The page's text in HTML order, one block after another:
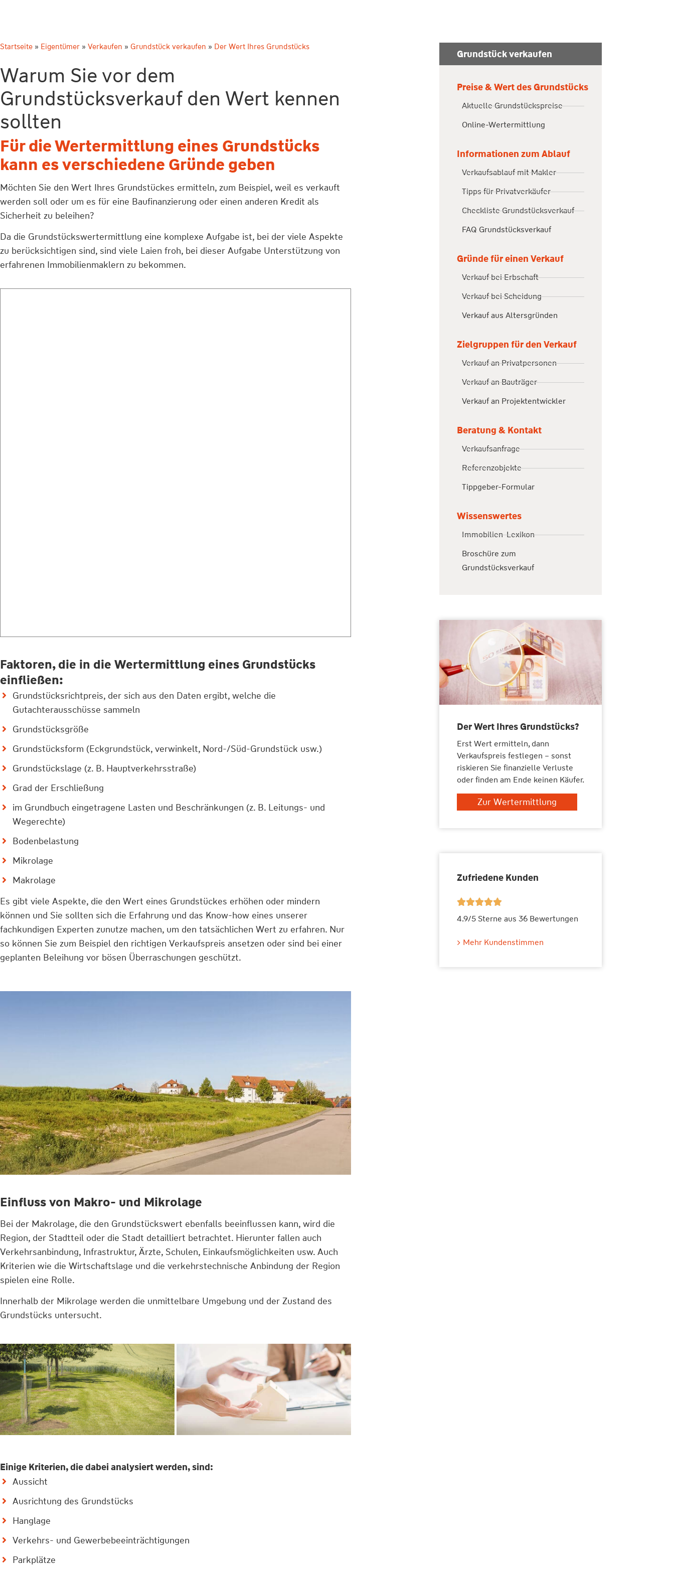
Startseite » Eigentümer » Verkaufen » Grundstück verkaufen » Der Wert Ihres Grundstücks
Warum Sie vor dem
Grundstücksverkauf den Wert kennen
sollten
Für die Wertermittlung eines Grundstücks
kann es verschiedene Gründe geben
Möchten Sie den Wert Ihres Grundstückes ermitteln, zum Beispiel, weil es verkauft
werden soll oder um es für eine Baufinanzierung oder einen anderen Kredit als
Sicherheit zu beleihen?
Da die Grundstückswertermittlung eine komplexe Aufgabe ist, bei der viele Aspekte
zu berücksichtigen sind, sind viele Laien froh, bei dieser Aufgabe Unterstützung von
erfahrenen Immobilienmaklern zu bekommen.
Faktoren, die in die Wertermittlung eines Grundstücks
einfließen:
Grundstücksrichtpreis, der sich aus den Daten ergibt, welche die
Gutachterausschüsse sammeln
Grundstücksgröße
Grundstücksform (Eckgrundstück, verwinkelt, Nord-/Süd-Grundstück usw.)
Grundstückslage (z. B. Hauptverkehrsstraße)
Grad der Erschließung
im Grundbuch eingetragene Lasten und Beschränkungen (z. B. Leitungs- und
Wegerechte)
Bodenbelastung
Mikrolage
Makrolage
Es gibt viele Aspekte, die den Wert eines Grundstückes erhöhen oder mindern
können und Sie sollten sich die Erfahrung und das Know-how eines unserer
fachkundigen Experten zunutze machen, um den tatsächlichen Wert zu erfahren. Nur
so können Sie zum Beispiel den richtigen Verkaufspreis ansetzen oder sind bei einer
geplanten Beleihung vor bösen Überraschungen geschützt.
Einfluss von Makro- und Mikrolage
Bei der Makrolage, die den Grundstückswert ebenfalls beeinflussen kann, wird die
Region, der Stadtteil oder die Stadt detailliert betrachtet. Hierunter fallen auch
Verkehrsanbindung, Infrastruktur, Ärzte, Schulen, Einkaufsmöglichkeiten usw. Auch
Kriterien wie die Wirtschaftslage und die verkehrstechnische Anbindung der Region
spielen eine Rolle.
Innerhalb der Mikrolage werden die unmittelbare Umgebung und der Zustand des
Grundstücks untersucht.
Einige Kriterien, die dabei analysiert werden, sind:
Aussicht
Ausrichtung des Grundstücks
Hanglage
Verkehrs- und Gewerbebeeinträchtigungen
Parkplätze
Grundstück verkaufen
Preise & Wert des Grundstücks
Aktuelle Grundstückspreise
Online-Wertermittlung
Informationen zum Ablauf
Verkaufsablauf mit Makler
Tipps für Privatverkäufer
Checkliste Grundstücksverkauf
FAQ Grundstücksverkauf
Gründe für einen Verkauf
Verkauf bei Erbschaft
Verkauf bei Scheidung
Verkauf aus Altersgründen
Zielgruppen für den Verkauf
Verkauf an Privatpersonen
Verkauf an Bauträger
Verkauf an Projektentwickler
Beratung & Kontakt
Verkaufsanfrage
Referenzobjekte
Tippgeber-Formular
Wissenswertes
Immobilien-Lexikon
Broschüre zum
Grundstücksverkauf
Der Wert Ihres Grundstücks?
Erst Wert ermitteln, dann
Verkaufspreis festlegen – sonst
riskieren Sie finanzielle Verluste
oder finden am Ende keinen Käufer.
Zur Wertermittlung
Zufriedene Kunden

4.9/5 Sterne aus 36 Bewertungen
Mehr Kundenstimmen